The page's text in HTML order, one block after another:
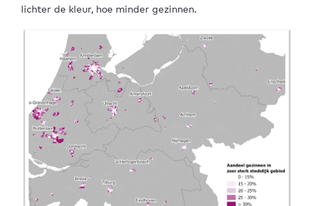
lichter de kleur, hoe minder gezinnen.